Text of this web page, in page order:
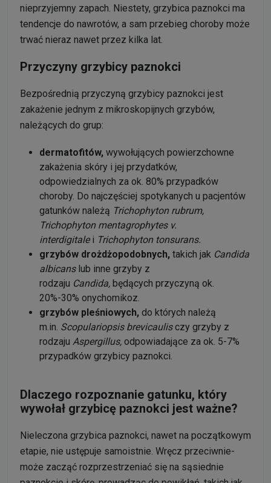
nieprzyjemny zapach. Niestety, grzybica paznokci ma
tendencje do nawrotów, a sam przebieg choroby może
trwać nieraz nawet przez kilka lat.
Przyczyny grzybicy paznokci
Bezpośrednią przyczyną grzybicy paznokci jest
zakażenie jednym z mikroskopijnych grzybów,
należących do grup:
dermatofitów, wywołujących powierzchowne
zakażenia skóry i jej przydatków,
odpowiedzialnych za ok. 80% przypadków
choroby. Do najczęściej spotykanych u pacjentów
gatunków należą Trichophyton rubrum,
Trichophyton mentagrophytes v.
interdigitale i Trichophyton tonsurans.
grzybów drożdżopodobnych, takich jak Candida
albicans lub inne grzyby z
rodzaju Candida, będących przyczyną ok.
20%-30% onychomikoz.
grzybów pleśniowych, do których należą
m.in. Scopulariopsis brevicaulisczy grzyby z
rodzaju Aspergillus, odpowiadające za ok. 5-7%
przypadków grzybicy paznokci.
Dlaczego rozpoznanie gatunku, który
wywołał grzybicę paznokci jest ważne?
Nieleczona grzybica paznokci, nawet na początkowym
etapie, nie ustępuje samoistnie. Wręcz przeciwnie-
może zacząć rozprzestrzeniać się na sąsiednie